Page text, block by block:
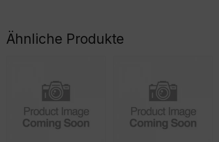
Ähnliche Produkte